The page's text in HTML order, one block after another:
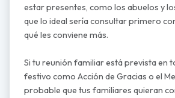
estar presentes, como los abuelos y
que lo ideal sería consultar primero
qué les conviene más.
Si tu reunión familiar está prevista en
festivo como Acción de Gracias o el
probable que tus familiares quieran